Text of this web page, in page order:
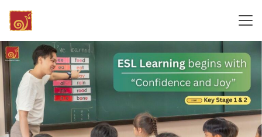
Skip
content
Search
for: